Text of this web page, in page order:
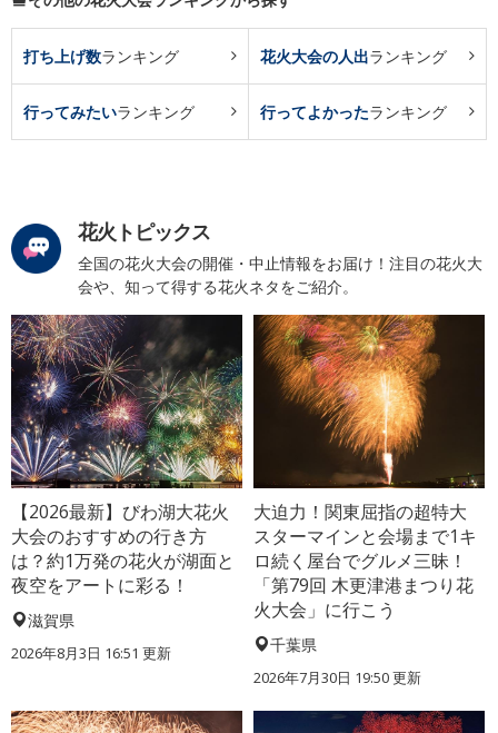
打ち上げ数ランキング 花火大会の人出ランキング
行ってみたいランキング 行ってよかったランキング
花火トピックス
全国の花火大会の開催・中止情報をお届け！注目の花火大
会や、知って得する花火ネタをご紹介。
【2026最新】びわ湖大花火
大会のおすすめの行き方
は？約1万発の花火が湖面と
夜空をアートに彩る！
滋賀県
2026年8月3日 16:51 更新
大迫力！関東屈指の超特大
スターマインと会場まで1キ
ロ続く屋台でグルメ三昧！
「第79回 木更津港まつり花
火大会」に行こう
千葉県
2026年7月30日 19:50 更新